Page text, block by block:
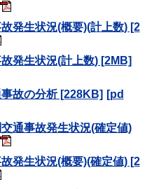
発生状況(概要)(計上数) [2
発生状況(計上数) [2MB]
故の分析 [228KB]
通事故発生状況(確定値)
発生状況(概要)(確定値) [2